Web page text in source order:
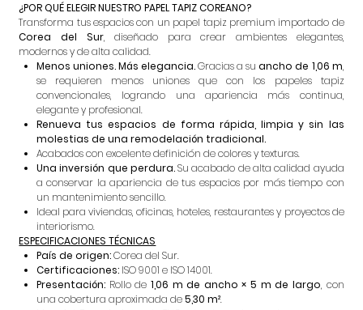
¿POR QUÉ ELEGIR NUESTRO PAPEL TAPIZ COREANO?
Transforma tus espacios con un papel tapiz premium importado de
Corea del Sur, diseñado para crear ambientes elegantes,
modernos y de alta calidad.
Menos uniones. Más elegancia.Gracias a suancho de 1,06 m,
se requieren menos uniones que con los papeles tapiz
convencionales, logrando una apariencia más continua,
elegante y profesional.
Renueva tus espacios de forma rápida, limpia y sin las
molestias de una remodelación tradicional.
Acabados con excelente definición de colores y texturas.
Una inversión que perdura.Su acabado de alta calidad ayuda
a conservar la apariencia de tus espacios por más tiempo con
un mantenimiento sencillo.
Ideal para viviendas, oficinas, hoteles, restaurantes y proyectos de
interiorismo.
ESPECIFICACIONES TÉCNICAS
País de origen:Corea del Sur.
Certificaciones: ISO 9001 e ISO 14001.
Presentación: Rollo de 1,06 m de ancho × 5 m de largo, con
una cobertura aproximada de5,30 m².